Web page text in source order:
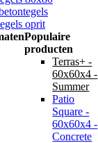
oprit
Populaire
producten
Terras+ -
60x60x4 -
Summer
Patio
Square -
60x60x4 -
Concrete